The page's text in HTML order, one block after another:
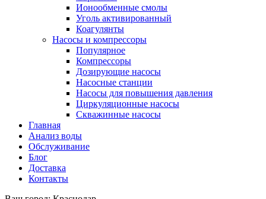
Ионообменные смолы
Уголь активированный
Коагулянты
Насосы и компрессоры
Популярное
Компрессоры
Дозирующие насосы
Насосные станции
Насосы для повышения давления
Циркуляционные насосы
Скважинные насосы
Главная
Анализ воды
Обслуживание
Блог
Доставка
Контакты